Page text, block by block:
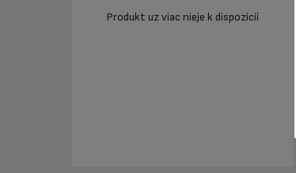
Produkt uz viac nieje k dispozícií